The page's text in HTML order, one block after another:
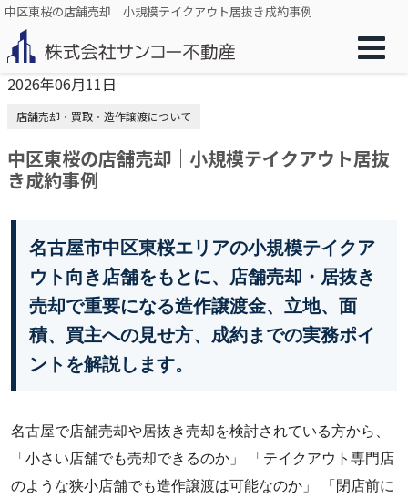
中区東桜の店舗売却｜小規模テイクアウト居抜き成約事例
2026年06月11日
店舗売却・買取・造作譲渡について
中区東桜の店舗売却｜小規模テイクアウト居抜
き成約事例
名古屋市中区東桜エリアの小規模テイクア
ウト向き店舗をもとに、店舗売却・居抜き
売却で重要になる造作譲渡金、立地、面
積、買主への見せ方、成約までの実務ポイ
ントを解説します。
名古屋で店舗売却や居抜き売却を検討されている方から、
「小さい店舗でも売却できるのか」 「テイクアウト専門店
のような狭小店舗でも造作譲渡は可能なのか」 「閉店前に